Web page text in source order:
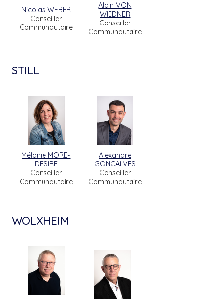
Nicolas WEBER
Conseiller
Communautaire
Alain VON
WIEDNER
Conseiller
Communautaire
STILL
Mélanie MORE-
DESIRE
Conseiller
Communautaire
Alexandre
GONCALVES
Conseiller
Communautaire
WOLXHEIM